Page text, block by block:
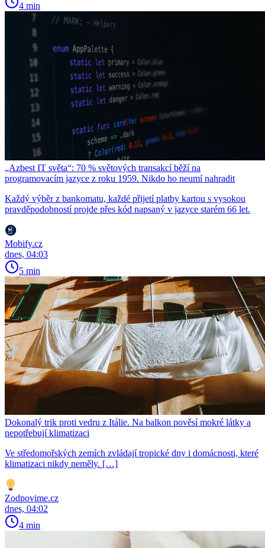
4 min
„Azbest IT světa“: 70 % světových transakcí běží na
programovacím jazyce z roku 1959. Nikdo ho neumí nahradit
Každý výběr z bankomatu, každé přijetí platby kartou s vysokou
pravděpodobností projde přes kód napsaný v jazyce starém 66 let.
Mobify.cz
dnes, 04:03
5 min
Dokonalý trik proti vedru z Itálie. Na balkon pověsí mokré látky a
nepotřebují klimatizaci
Ve středomořských zemích zvládají tropické dny i domácnosti, které
klimatizaci nikdy neměly. […]
Zodpovime.cz
dnes, 04:02
4 min